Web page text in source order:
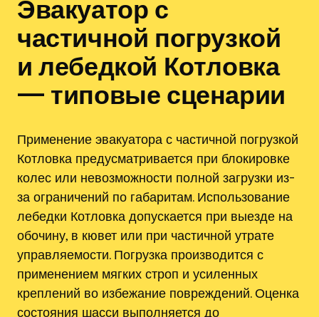
Эвакуатор с
частичной погрузкой
и лебедкой Котловка
— типовые сценарии
Применение эвакуатора с частичной погрузкой
Котловка предусматривается при блокировке
колес или невозможности полной загрузки из-
за ограничений по габаритам. Использование
лебедки Котловка допускается при выезде на
обочину, в кювет или при частичной утрате
управляемости. Погрузка производится с
применением мягких строп и усиленных
креплений во избежание повреждений. Оценка
состояния шасси выполняется до